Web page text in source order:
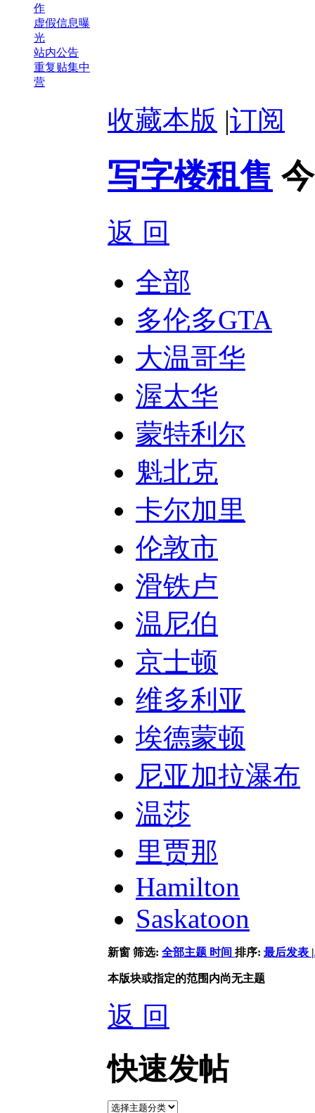
作
虚假信息曝
光
站内公告
重复贴集中
营
收藏本版 |订阅
写字楼租售
返 回
全部
多伦多GTA
大温哥华
渥太华
蒙特利尔
魁北克
卡尔加里
伦敦市
滑铁卢
温尼伯
京士顿
维多利亚
埃德蒙顿
尼亚加拉瀑布
温莎
里贾那
Hamilton
Saskatoon
新窗 筛选: 全部主题 时间 排序: 最后发表 |
本版块或指定的范围内尚无主题
返 回
快速发帖